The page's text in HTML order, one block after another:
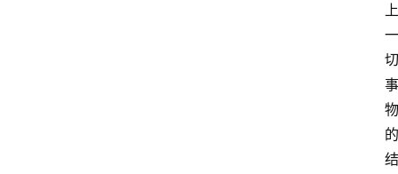
上
一
切
事
物
的
结